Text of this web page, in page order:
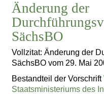
Änderung der
SächsBO
Vollzitat: Änderung der
SächsBO vom 29. Mai
Bestandteil der Vorschrift
Staatsministeriums des